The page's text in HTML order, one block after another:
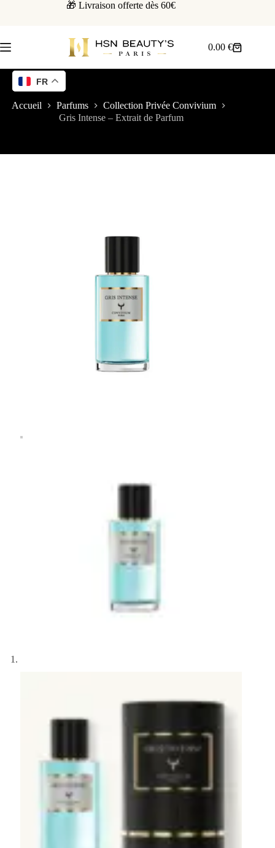
🎁 Livraison offerte dès 60€
0.00€
Accueil Parfums
Collection Privée Convivium
Gris Intense – Extrait de Parfum
FR